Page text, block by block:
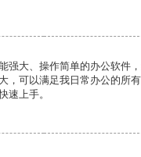
强大、操作简单的办公软件
，可以满足我日常办公的所
速上手。